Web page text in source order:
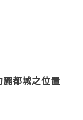
都城之位置